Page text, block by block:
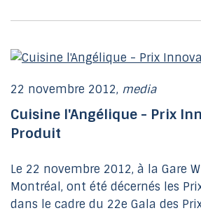
22 novembre 2012, media
Cuisine l'Angélique - Prix
Produit
Le 22 novembre 2012, à la Gare
Montréal, ont été décernés les
dans le cadre du 22e Gala des